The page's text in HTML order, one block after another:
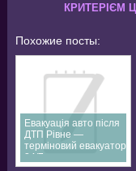
КРИТЕРІЄМ
Похожие посты:
Евакуація авто після
ДТП Рівне —
терміновий евакуатор
24/7